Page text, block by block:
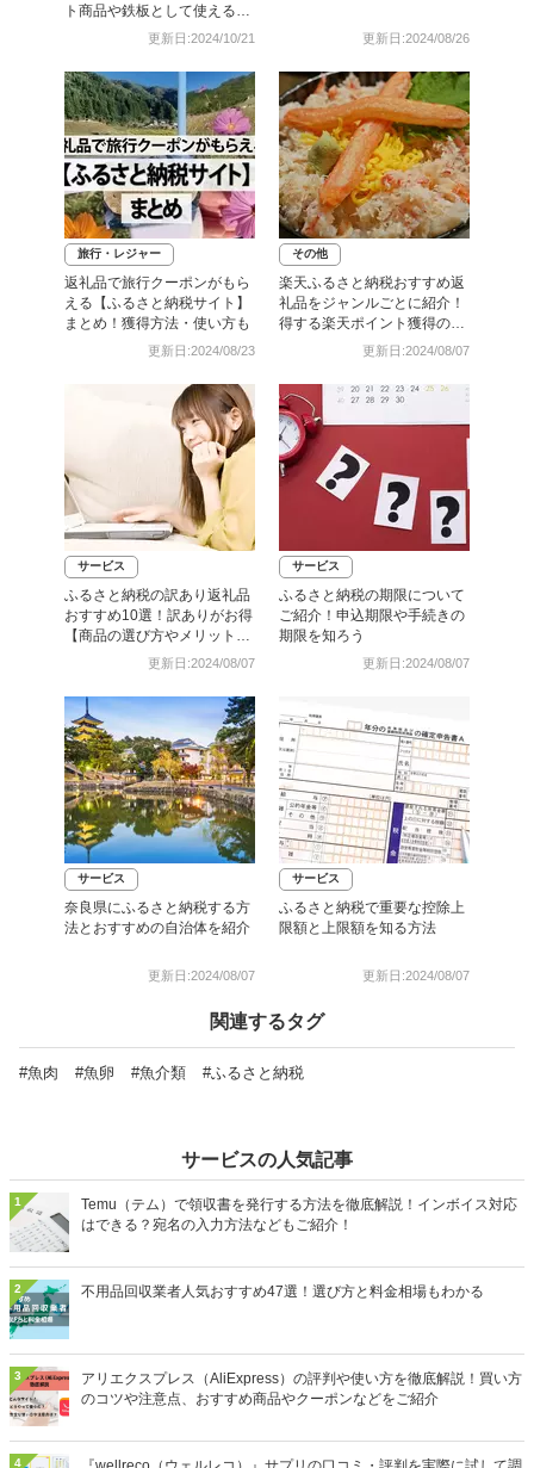
ト商品や鉄板として使える商
更新日:2024/10/21 更新日:2024/08/26
旅行・レジャー
返礼品で旅行クーポンがもら
える【ふるさと納税サイト】
まとめ！獲得方法・使い方も
更新日:2024/08/23
その他
楽天ふるさと納税おすすめ返
礼品をジャンルごとに紹介！
得する楽天ポイント獲得のコ
更新日:2024/08/07
サービス
ふるさと納税の訳あり返礼品
おすすめ10選！訳ありがお得
【商品の選び方やメリットも
更新日:2024/08/07
サービス
ふるさと納税の期限について
ご紹介！申込期限や手続きの
期限を知ろう
更新日:2024/08/07
サービス
奈良県にふるさと納税する方
法とおすすめの自治体を紹介
更新日:2024/08/07
サービス
ふるさと納税で重要な控除上
限額と上限額を知る方法
更新日:2024/08/07
関連するタグ
#魚肉 #魚卵 #魚介類 #ふるさと納税
サービスの人気記事
1
Temu（テム）で領収書を発行する方法を徹底解説！インボイス対応
はできる？宛名の入力方法などもご紹介！
2 不用品回収業者人気おすすめ47選！選び方と料金相場もわかる
3
アリエクスプレス（AliExpress）の評判や使い方を徹底解説！買い方
のコツや注意点、おすすめ商品やクーポンなどをご紹介
4